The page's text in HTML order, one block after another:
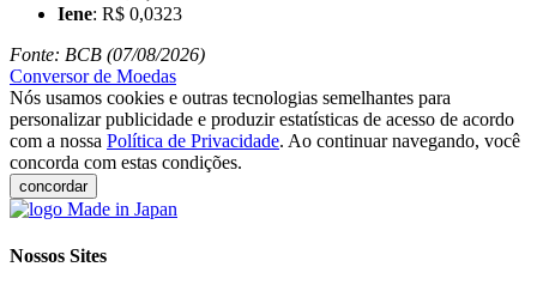
Iene: R$ 0,0323
Fonte: BCB (07/08/2026)
Conversor de Moedas
Nós usamos cookies e outras tecnologias semelhantes para
personalizar publicidade e produzir estatísticas de acesso de acordo
com a nossa Política de Privacidade. Ao continuar navegando, você
concorda com estas condições.
concordar
Nossos Sites